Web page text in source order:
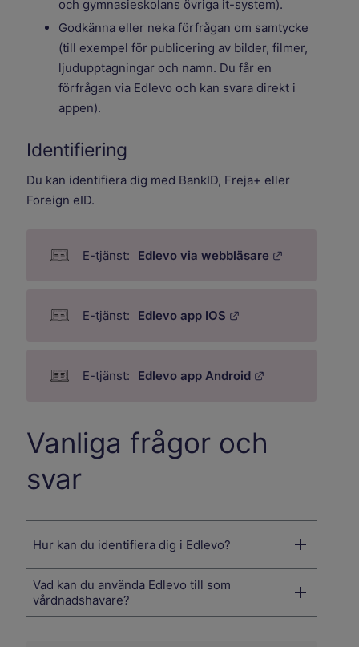
och gymnasieskolans övriga it-system).
Godkänna eller neka förfrågan om samtycke
(till exempel för publicering av bilder, filmer,
ljudupptagningar och namn. Du får en
förfrågan via Edlevo och kan svara direkt i
appen).
Identifiering
Du kan identifiera dig med BankID, Freja+ eller
Foreign eID.
Edlevo via webbläsare
Edlevo app IOS
Edlevo app Android
Vanliga frågor och
svar
Hur kan du identifiera dig i Edlevo?
Vad kan du använda Edlevo till som
vårdnadshavare?